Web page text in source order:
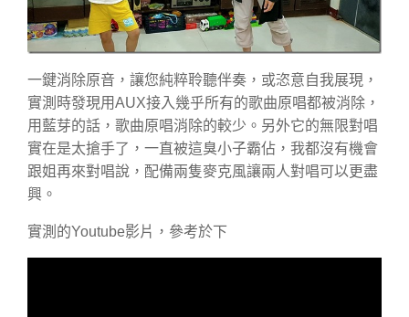
一鍵消除原音，讓您純粹聆聽伴奏，或恣意自我展現，
實測時發現用AUX接入幾乎所有的歌曲原唱都被消除，
用藍芽的話，歌曲原唱消除的較少。另外它的無限對唱
實在是太搶手了，一直被這臭小子霸佔，我都沒有機會
跟姐再來對唱說，配備兩隻麥克風讓兩人對唱可以更盡
興。
實測的Youtube影片，參考於下